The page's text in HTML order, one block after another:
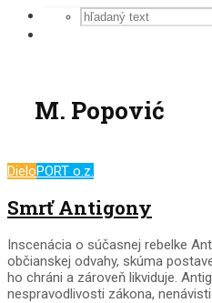
M. Popović
DieloPORT o.z.
Smrť Antigony
Inscenácia o súčasnej rebelke
občianskej odvahy, skúma
ho chráni a zároveň likviduje.
nespravodlivosti zákona,